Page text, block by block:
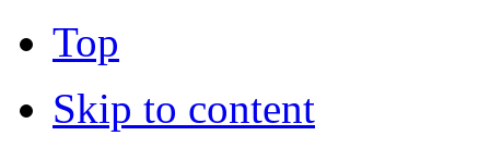
Top
Skip to content